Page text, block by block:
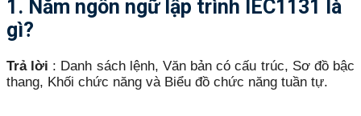
1. Năm ngôn ngữ lập trình IEC1131 là
gì?
Trả lời : Danh sách lệnh, Văn bản có cấu trúc, Sơ đồ bậc
thang, Khối chức năng và Biểu đồ chức năng tuần tự.